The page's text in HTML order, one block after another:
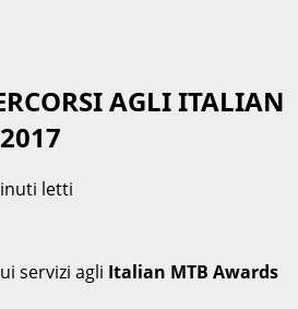
AGLI ITALIAN
letti
servizi agli Italian MTB Awards